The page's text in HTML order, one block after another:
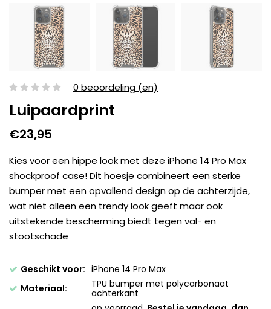
0 beoordeling (en)
Luipaardprint
€23,95
Kies voor een hippe look met deze iPhone 14 Pro Max
shockproof case! Dit hoesje combineert een sterke
bumper met een opvallend design op de achterzijde,
wat niet alleen een trendy look geeft maar ook
uitstekende bescherming biedt tegen val- en
stootschade
Geschikt voor: iPhone 14 Pro Max
Materiaal:
TPU bumper met polycarbonaat
achterkant